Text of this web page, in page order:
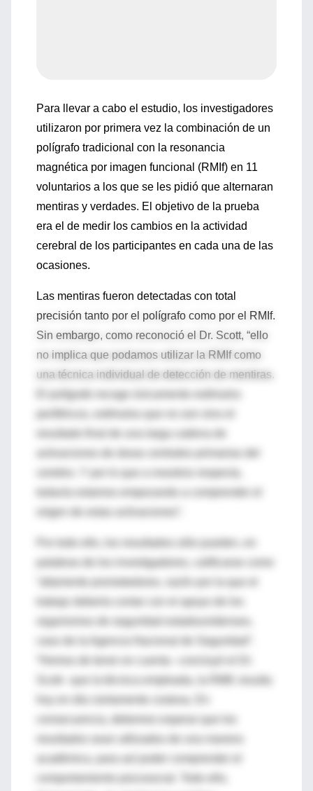
Para llevar a cabo el estudio, los investigadores
utilizaron por primera vez la combinación de un
polígrafo tradicional con la resonancia
magnética por imagen funcional (RMIf) en 11
voluntarios a los que se les pidió que alternaran
mentiras y verdades. El objetivo de la prueba
era el de medir los cambios en la actividad
cerebral de los participantes en cada una de las
ocasiones.
Las mentiras fueron detectadas con total
precisión tanto por el polígrafo como por el RMIf.
Sin embargo, como reconoció el Dr. Scott, “ello
no implica que podamos utilizar la RMIf como
una técnica individual de detección de mentiras.
El polígrafo recoge únicamente estímulos
resultado final de una larga cadena de
todavía estamos empezando a comprender el
origen de estas activaciones”.
palabras de los investigadores, calificarse como
trabajo debería contar con el apoyo de los
organismos de seguridad estadounidenses,
caso de la Agencia Nacional de Seguridad”.
Scott– que la técnica empleada, la RMIf, resulta
comportamiento psicosocial. Todo ello,